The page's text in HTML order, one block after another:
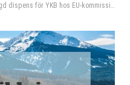
för YKB hos EU-kommissionen